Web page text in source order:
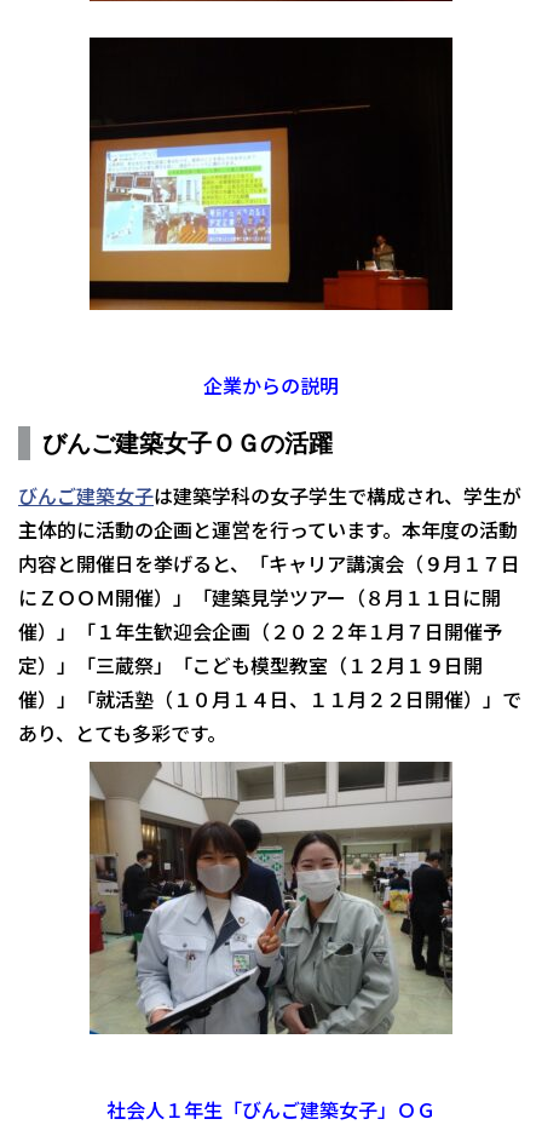
企業からの説明
びんご建築女子ＯＧの活躍
びんご建築女子は建築学科の女子学生で構成され、学生が
主体的に活動の企画と運営を行っています。本年度の活動
内容と開催日を挙げると、「キャリア講演会（９月１７日
にＺＯＯＭ開催）」「建築見学ツアー（８月１１日に開
催）」「１年生歓迎会企画（２０２２年１月７日開催予
定）」「三蔵祭」「こども模型教室（１２月１９日開
催）」「就活塾（１０月１４日、１１月２２日開催）」で
あり、とても多彩です。
社会人１年生「びんご建築女子」ＯＧ